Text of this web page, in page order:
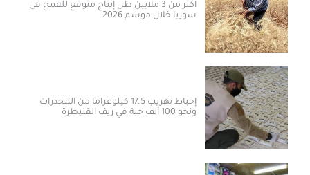
أكثر من 3 ملايين طن إنتاج متوقع للقمح في
سوريا خلال موسم 2026
إحباط تهريب 17.5 كيلوغراماً من المخدرات
ونحو 100 ألف حبة في ريف القنيطرة